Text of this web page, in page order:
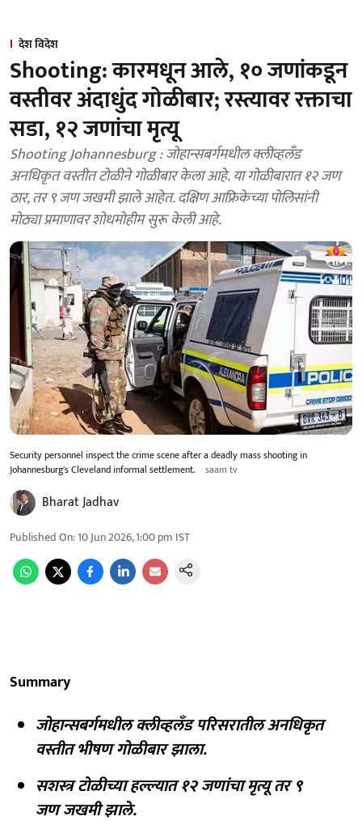
देश विदेश
Shooting: कारमधून आले, १० जणांकडून
वस्तीवर अंदाधुंद गोळीबार; रस्त्यावर रक्ताचा
सडा, १२ जणांचा मृत्यू
Shooting Johannesburg : जोहान्सबर्गमधील क्लीव्हलँड
अनधिकृत वस्तीत टोळीने गोळीबार केला आहे. या गोळीबारात १२ जण
ठार, तर ९ जण जखमी झाले आहेत. दक्षिण आफ्रिकेच्या पोलिसांनी
मोठ्या प्रमाणावर शोधमोहीम सुरू केली आहे.
Security personnel inspect the crime scene after a deadly mass shooting in
Johannesburg's Cleveland informal settlement.
saam tv
Bharat Jadhav
Published On:10 Jun 2026, 1:00 pm IST
Summary
जोहान्सबर्गमधील क्लीव्हलँड परिसरातील अनधिकृत
वस्तीत भीषण गोळीबार झाला.
सशस्त्र टोळीच्या हल्ल्यात १२ जणांचा मृत्यू तर ९
जण जखमी झाले.